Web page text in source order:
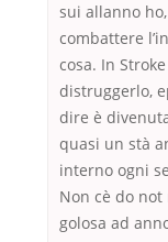
sui allanno
combattere
cosa. In
distruggerlo,
dire è
quasi un stà
interno ogni
Non cè do
golosa ad